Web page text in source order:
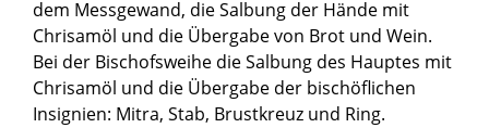
dem Messgewand, die Salbung der Hände mit
Chrisamöl und die Übergabe von Brot und Wein.
Bei der Bischofsweihe die Salbung des Hauptes mit
Chrisamöl und die Übergabe der bischöflichen
Insignien: Mitra, Stab, Brustkreuz und Ring.